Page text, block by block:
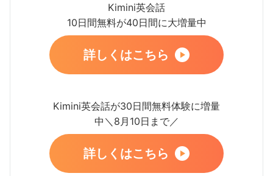
Kimini英会話
10日間無料が40日間に大増量中
詳しくはこちら
Kimini英会話が30日間無料体験に増量
中＼8月10日まで／
詳しくはこちら